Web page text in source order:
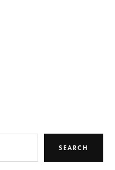
SEARCH